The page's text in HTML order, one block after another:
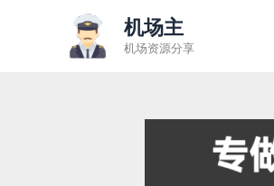
机场主
机场资源分享